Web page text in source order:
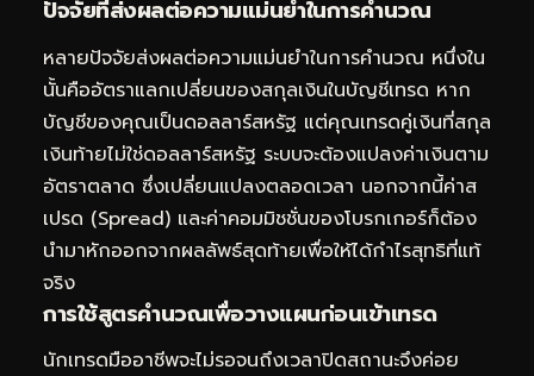
ปัจจัยที่ส่งผลต่อความแม่นยำในการคำนวณ
หลายปัจจัยส่งผลต่อความแม่นยำในการคำนวณ หนึ่งใน
นั้นคืออัตราแลกเปลี่ยนของสกุลเงินในบัญชีเทรด หาก
บัญชีของคุณเป็นดอลลาร์สหรัฐ แต่คุณเทรดคู่เงินที่สกุล
เงินท้ายไม่ใช่ดอลลาร์สหรัฐ ระบบจะต้องแปลงค่าเงินตาม
อัตราตลาด ซึ่งเปลี่ยนแปลงตลอดเวลา นอกจากนี้ค่าส
เปรด (Spread) และค่าคอมมิชชั่นของโบรกเกอร์ก็ต้อง
นำมาหักออกจากผลลัพธ์สุดท้ายเพื่อให้ได้กำไรสุทธิที่แท้
จริง
การใช้สูตรคำนวณเพื่อวางแผนก่อนเข้าเทรด
นักเทรดมืออาชีพจะไม่รอจนถึงเวลาปิดสถานะจึงค่อย